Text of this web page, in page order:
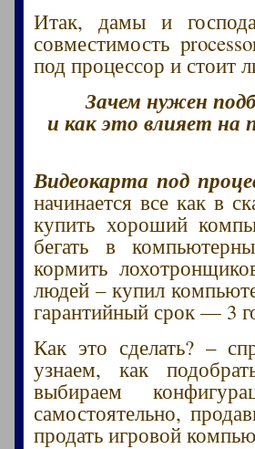
Итак, дамы и
совместимость
под процессор и стоит
Зачем нужен
и как это влияет на
Видеокарта под
начинается все как в
купить хороший
бегать в
кормить
людей – купил
гарантийный срок — 3
Как это сделать? –
узнаем, как
выбираем
самостоятельно,
продать игровой